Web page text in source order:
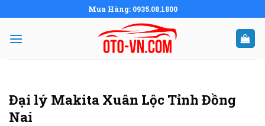
to
content
Mua Hàng: 0935.08.1800
Đại lý Makita Xuân Lộc Tỉnh Đồng
Nai